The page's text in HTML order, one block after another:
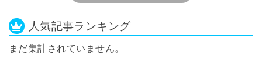
人気記事ランキング
まだ集計されていません。